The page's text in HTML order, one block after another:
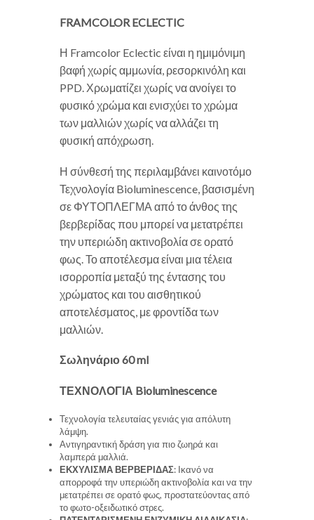
FRAMCOLOR ECLECTIC
Η Framcolor Eclectic είναι η ημιμόνιμη
βαφή χωρίς αμμωνία, ρεσορκινόλη και
PPD. Χρωματίζει χωρίς να ανοίγει το
φυσικό χρώμα και ενισχύει το χρώμα
των μαλλιών χωρίς να αλλάζει τη
φυσική απόχρωση.
Η σύνθεσή της περιλαμβάνει καινοτόμο
Τεχνολογία Bioluminescence, βασισμένη
σε ΦΥΤΟΠΛΕΓΜΑ από το άνθος της
βερβερίδας που μπορεί να μετατρέπει
την υπεριώδη ακτινοβολία σε ορατό
φως. Το αποτέλεσμα είναι μια τέλεια
ισορροπία μεταξύ της έντασης του
χρώματος και του αισθητικού
αποτελέσματος, με φροντίδα των
μαλλιών.
Σωληνάριο 60 ml
ΤΕΧΝΟΛΟΓΙΑ Bioluminescence
Τεχνολογία τελευταίας γενιάς για απόλυτη
λάμψη.
Αντιγηραντική δράση για πιο ζωηρά και
λαμπερά μαλλιά.
ΕΚΧΥΛΙΣΜΑ ΒΕΡΒΕΡΙΔΑΣ: Ικανό να
απορροφά την υπεριώδη ακτινοβολία και να την
μετατρέπει σε ορατό φως, προστατεύοντας από
το φωτο-οξειδωτικό στρες.